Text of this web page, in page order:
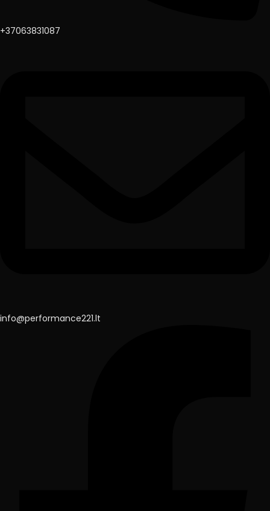
+37063831087
info@performance221.lt